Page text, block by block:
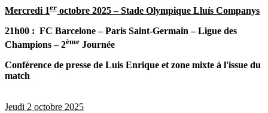
Mercredi 1er octobre 2025 –Stade Olympique Lluís Companys
21h00 : FC Barcelone – Paris Saint-Germain – Ligue des
Champions – 2ème Journée
Conférence de presse de Luis Enrique et zone mixte à l'issue du
match
Jeudi 2 octobre 2025